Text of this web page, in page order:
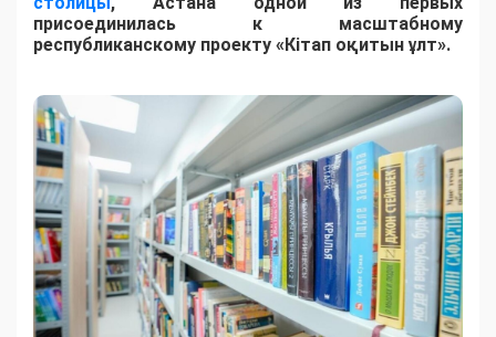
присоединилась к масштабному
республиканскому проекту «Кітап оқитын ұлт».